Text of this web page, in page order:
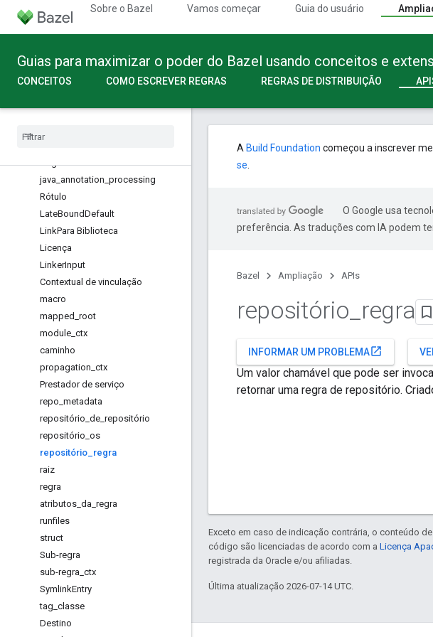
Sobre o Bazel Vamos começar Guia do usuário
Guias para maximizar o poder do Bazel usando conceitos e
CONCEITOS COMO ESCREVER REGRAS REGRAS DE DISTRIBUIÇÃO
resultado_executivo
ExecGroupCollection
Execução_de_execução
ExpandedDirectory
Fatos
fragmentos
java annotation processing
Rótulo
LateBoundDefault
LinkPara Biblioteca
Licença
LinkerInput
Contextual de vinculação
macro
mapped root
module ctx
caminho
propagation ctx
Prestador de serviço
repo metadata
repositório de repositório
repositório os
repositório regra
raiz
regra
atributos da regra
runfiles
struct
Sub-regra
sub-regra ctx
SymlinkEntry
tag classe
Destino
A Build Foundation começou a inscrever
se
O Google usa
preferência. As traduções com IA podem
Bazel Ampliação APIs
repositório regra
INFORMAR UM PROBLEMAopen_in_new
Um valor chamável que pode ser
retornar uma regra de repositório.
Exceto em caso de indicação contrária, o conteúdo
código são licenciadas de acordo com a Licença
registrada da Oracle e/ou afiliadas.
Última atualização 2026-07-14 UTC.